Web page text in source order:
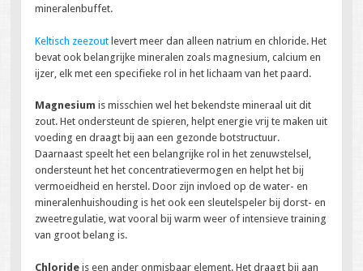
mineralenbuffet.
Keltisch zeezout levert meer dan alleen natrium en chloride. Het
bevat ook belangrijke mineralen zoals magnesium, calcium en
ijzer, elk met een specifieke rol in het lichaam van het paard.
Magnesiumis misschien wel het bekendste mineraal uit dit
zout. Het ondersteunt de spieren, helpt energie vrij te maken uit
voeding en draagt bij aan een gezonde botstructuur.
Daarnaast speelt het een belangrijke rol in het zenuwstelsel,
ondersteunt het het concentratievermogen en helpt het bij
vermoeidheid en herstel. Door zijn invloed op de water- en
mineralenhuishouding is het ook een sleutelspeler bij dorst- en
zweetregulatie, wat vooral bij warm weer of intensieve training
van groot belang is.
Chlorideis een ander onmisbaar element. Het draagt bij aan